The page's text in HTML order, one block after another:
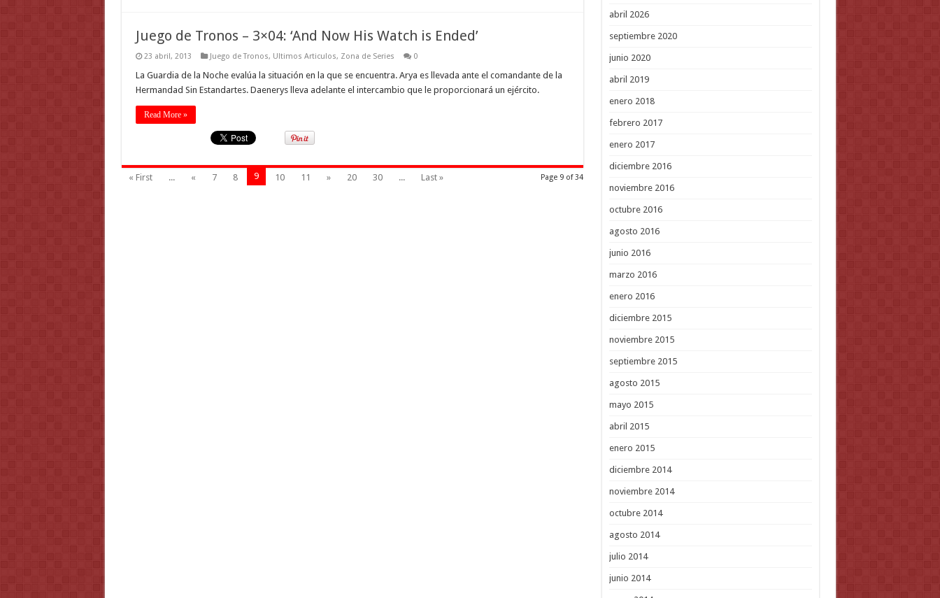
Juego de Tronos – 3×04: ‘And Now His Watch is Ended’
23 abril, 2013 Juego de Tronos, Ultimos Articulos, Zona de Series 0
La Guardia de la Noche evalúa la situación en la que se encuentra. Arya es llevada ante el comandante de la
Hermandad Sin Estandartes. Daenerys lleva adelante el intercambio que le proporcionará un ejército.
Read More »
Page 9 of 34
« First ... « 7 8 9 10 11 » 20 30 ... Last »
abril 2026
septiembre 2020
junio 2020
abril 2019
enero 2018
febrero 2017
enero 2017
diciembre 2016
noviembre 2016
octubre 2016
agosto 2016
junio 2016
marzo 2016
enero 2016
diciembre 2015
noviembre 2015
septiembre 2015
agosto 2015
mayo 2015
abril 2015
enero 2015
diciembre 2014
noviembre 2014
octubre 2014
agosto 2014
julio 2014
junio 2014